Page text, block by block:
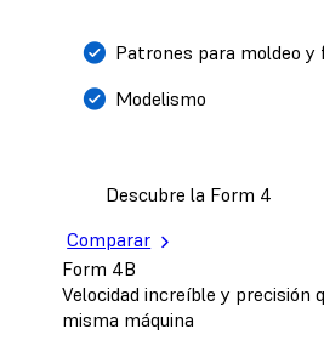
Patrones para moldeo y
Modelismo
Descubre la Form 4
Comparar
Form 4B
Velocidad increíble y precisión
misma máquina